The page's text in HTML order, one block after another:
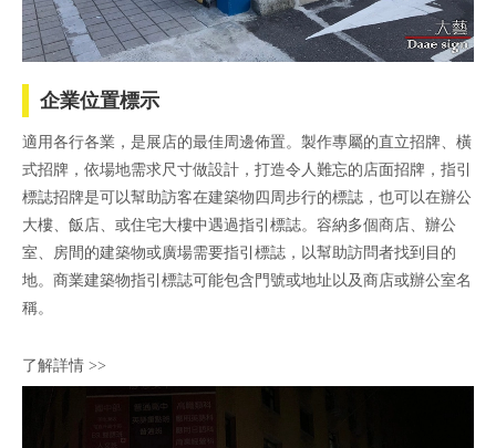
企業位置標示
適用各行各業，是展店的最佳周邊佈置。製作專屬的直立招牌、橫
式招牌，依場地需求尺寸做設計，打造令人難忘的店面招牌，指引
標誌招牌是可以幫助訪客在建築物四周步行的標誌，也可以在辦公
大樓、飯店、或住宅大樓中遇過指引標誌。容納多個商店、辦公
室、房間的建築物或廣場需要指引標誌，以幫助訪問者找到目的
地。商業建築物指引標誌可能包含門號或地址以及商店或辦公室名
稱。
了解詳情 >>